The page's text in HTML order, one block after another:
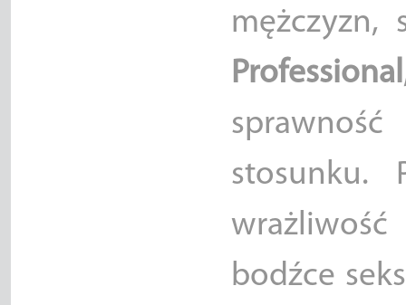
mężczyzn,
Professional
stosunku.
bodźce